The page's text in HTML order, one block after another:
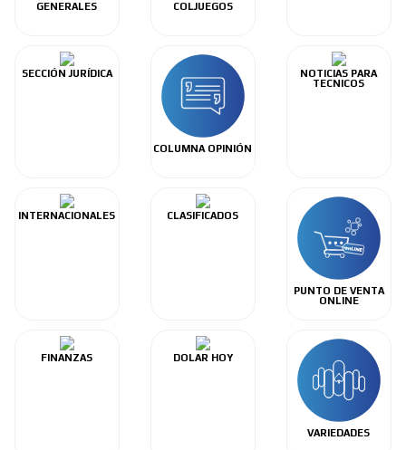
GENERALES COLJUEGOS
SECCIÓN JURÍDICA
COLUMNA OPINIÓN
NOTICIAS PARA
TECNICOS
INTERNACIONALES CLASIFICADOS
PUNTO DE VENTA
ONLINE
FINANZAS DOLAR HOY
VARIEDADES